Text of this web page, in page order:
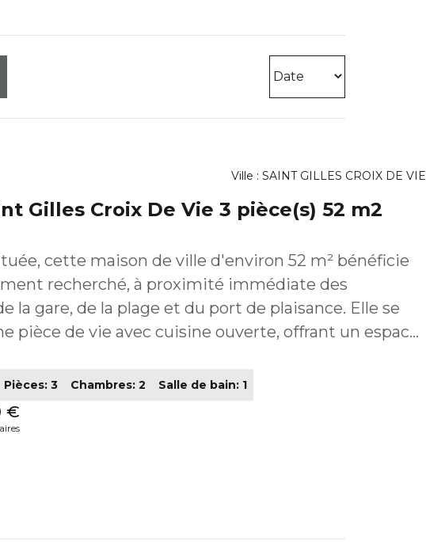
Ville : SAINT GILLES CROIX DE VIE
Gilles Croix De Vie 3 pièce(s) 52 m2
cette maison de ville d'environ 52 m² bénéficie
recherché, à proximité immédiate des
gare, de la plage et du port de plaisance. Elle se
pièce de vie avec cuisine ouverte, offrant un espace
l'espace nuit. Ce bien représente une
tant pour une résidence principale que
un investissement locatif.
Pièces: 3 Chambres: 2 Salle de bain: 1
€